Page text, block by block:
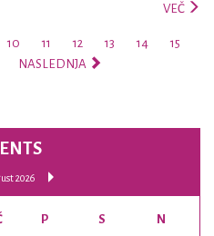
VEČ
10 11 12 13 14
15
NASLEDNJA
2026
P S N